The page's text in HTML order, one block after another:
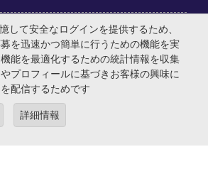
インターナショナル・ジャパン株式会
043253 本社所在地：〒105-0001 東
して安全なログインを提供するため、
を迅速かつ簡単に行うための機能を実
能を最適化するための統計情報を収集
プロフィールに基づきお客様の興味に
配信するためです
詳細情報